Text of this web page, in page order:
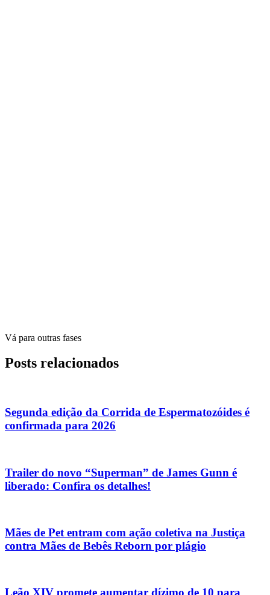
Vá para outras fases
Posts relacionados
Segunda edição da Corrida de Espermatozóides é
confirmada para 2026
Trailer do novo “Superman” de James Gunn é
liberado: Confira os detalhes!
Mães de Pet entram com ação coletiva na Justiça
contra Mães de Bebês Reborn por plágio